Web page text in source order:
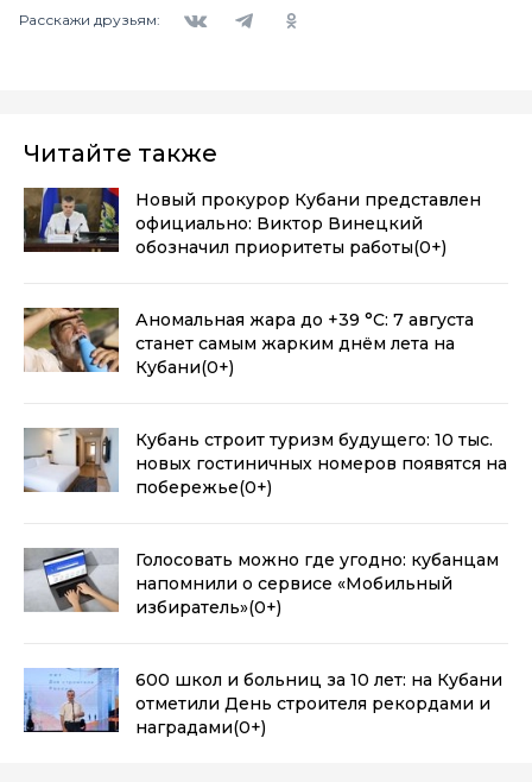
Расскажи друзьям:
Читайте также
Новый прокурор Кубани представлен
официально: Виктор Винецкий
обозначил приоритеты работы(0+)
Аномальная жара до +39 °C: 7 августа
станет самым жарким днём лета на
Кубани(0+)
Кубань строит туризм будущего: 10 тыс.
новых гостиничных номеров появятся на
побережье(0+)
Голосовать можно где угодно: кубанцам
напомнили о сервисе «Мобильный
избиратель»(0+)
600 школ и больниц за 10 лет: на Кубани
отметили День строителя рекордами и
наградами(0+)